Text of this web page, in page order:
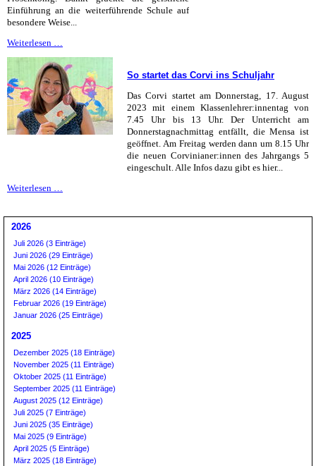
Einführung an die weiterführende Schule auf
besondere Weise...
Weiterlesen …
Frosch
So startet das Corvi ins Schuljahr
Das Corvi startet am Donnerstag, 17. August
2023 mit einem Klassenlehrer:innentag von
7.45 Uhr bis 13 Uhr. Der Unterricht am
Donnerstagnachmittag entfällt, die Mensa ist
geöffnet. Am Freitag werden dann um 8.15 Uhr
die neuen Corvinianer:innen des Jahrgangs 5
eingeschult. Alle Infos dazu gibt es hier...
Weiterlesen …
Schuljahr
2026
Juli 2026 (3 Einträge)
Juni 2026 (29 Einträge)
Mai 2026 (12 Einträge)
April 2026 (10 Einträge)
März 2026 (14 Einträge)
Februar 2026 (19 Einträge)
Januar 2026 (25 Einträge)
2025
Dezember 2025 (18 Einträge)
November 2025 (11 Einträge)
Oktober 2025 (11 Einträge)
September 2025 (11 Einträge)
August 2025 (12 Einträge)
Juli 2025 (7 Einträge)
Juni 2025 (35 Einträge)
Mai 2025 (9 Einträge)
April 2025 (5 Einträge)
März 2025 (18 Einträge)